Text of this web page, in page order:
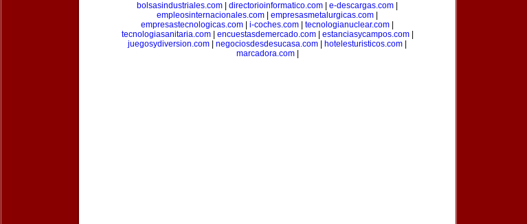
bolsasindustriales.com
directorioinformatico.com e-descargas.com
empleosinternacionales.com
empresasmetalurgicas.com
empresastecnologicas.com
i-coches.com tecnologianuclear.com
tecnologiasanitaria.com| encuestasdemercado.com| estanciasycampos.com|
juegosydiversion.com
negociosdesdesucasa.com hotelesturisticos.com
marcadora.com|